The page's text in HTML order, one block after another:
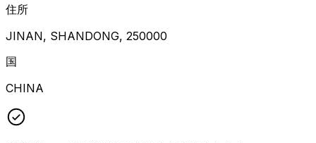
住所
JINAN, SHANDONG, 250000
国
CHINA